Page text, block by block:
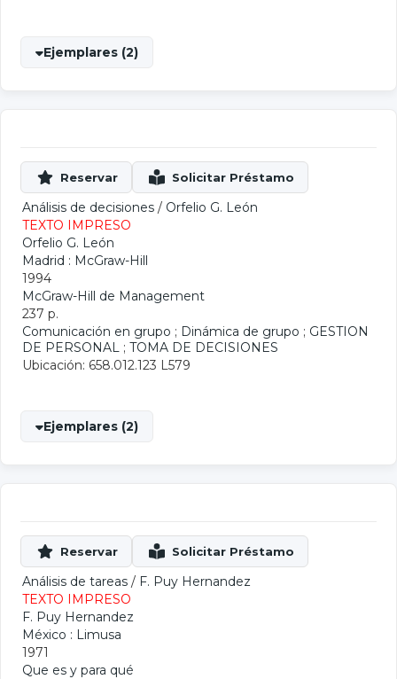
Ejemplares (2)
Análisis de decisiones / Orfelio G. León
TEXTO IMPRESO
Orfelio G. León
Madrid : McGraw-Hill
1994
McGraw-Hill de Management
237 p.
Comunicación en grupo ; Dinámica de grupo ; GESTION
DE PERSONAL ; TOMA DE DECISIONES
Ubicación: 658.012.123 L579
Ejemplares (2)
Análisis de tareas / F. Puy Hernandez
TEXTO IMPRESO
F. Puy Hernandez
México : Limusa
1971
Que es y para qué